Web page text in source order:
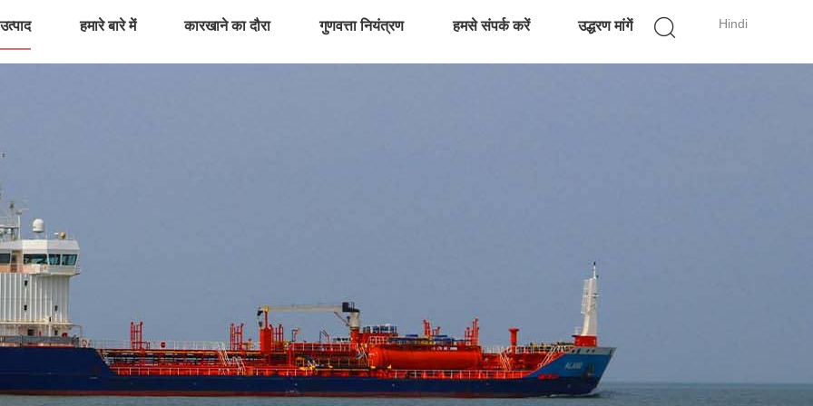
Hindi
उत्पाद हमारे बारे में कारखाने का दौरा गुणवत्ता नियंत्रण हमसे संपर्क करें उद्धरण मांगें